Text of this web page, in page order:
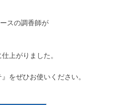
スの調香師が
上がりました。
をぜひお使いください。